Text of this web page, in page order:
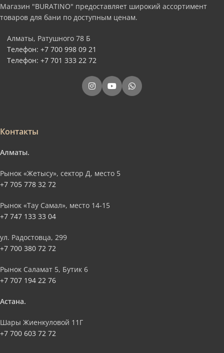
Магазин "BURATINO" предоставляет широкий ассортимент
товаров для бани по доступным ценам.
Алматы, Ратушного 78 Б
Телефон: +7 700 998 09 21
Телефон: +7 701 333 22 72
Контакты
Алматы.
Рынок «Жетысу», сектор Д, место 5
+7 705 778 32 72
Рынок «Тау Самал», место 14-15
+7 747 133 33 04
ул. Радостовца, 299
+7 700 380 72 72
Рынок Саламат 5, Бутик 6
+7 707 194 22 76
Астана.
Шары Жиенкуловой 11Г
+7 700 603 72 72